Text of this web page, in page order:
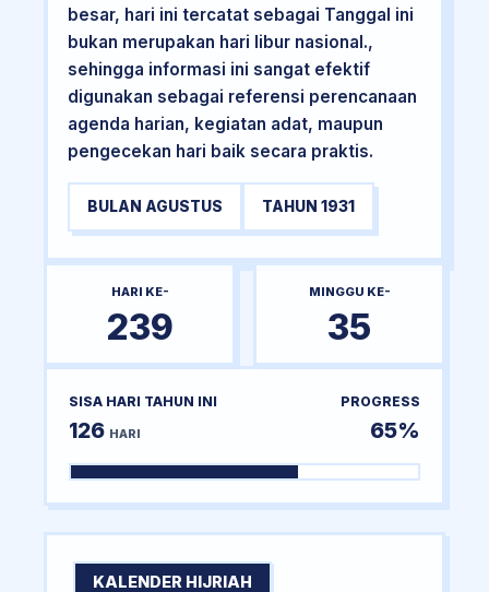
besar, hari ini tercatat sebagai Tanggal ini
bukan merupakan hari libur nasional.,
sehingga informasi ini sangat efektif
digunakan sebagai referensi perencanaan
agenda harian, kegiatan adat, maupun
pengecekan hari baik secara praktis.
BULAN AGUSTUS TAHUN 1931
HARI KE-
239
MINGGU KE-
35
SISA HARI TAHUN INI
126 HARI
PROGRESS
65%
KALENDER HIJRIAH